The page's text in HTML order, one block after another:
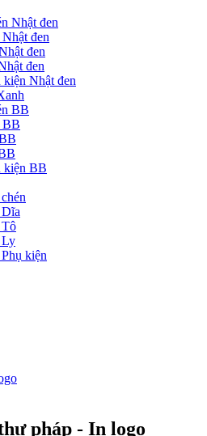
Nhật đen
đen
đen
đen
kiện Nhật đen
BB
BB
kiện BB
kiện
pháp - In logo